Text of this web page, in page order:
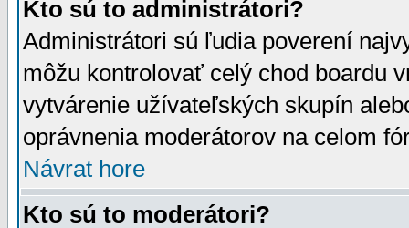
Kto sú to administrátori?
Administrátori sú ľudia poverení
môžu kontrolovať celý chod boardu
vytvárenie užívateľských skupín
oprávnenia moderátorov na celom
Návrat hore
Kto sú to moderátori?